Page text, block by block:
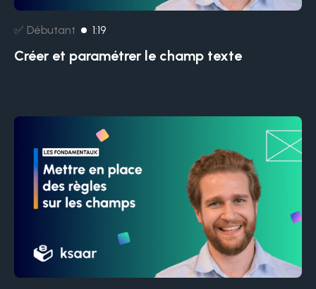
✅ Débutant 1:19
Créer et paramétrer le champ texte